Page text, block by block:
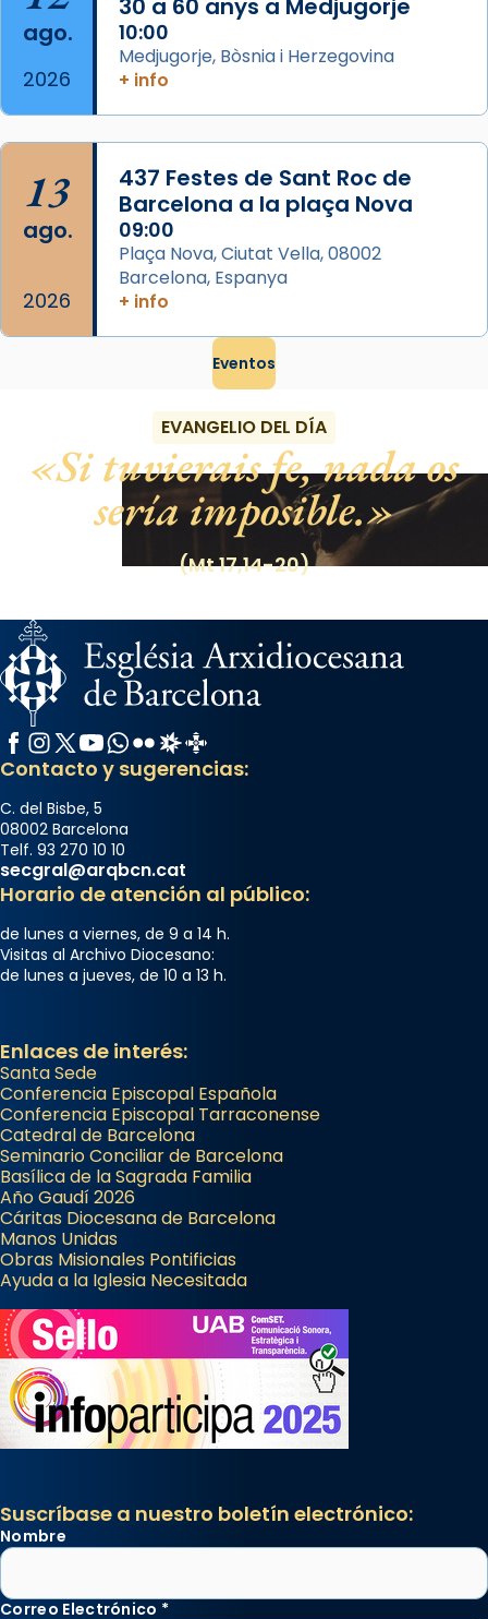
View on Facebook ·
ago.
2026
30 a 60 anys a Medjugorje
10:00
Medjugorje, Bòsnia i Herzegovina
+ info
13
ago.
2026
437 Festes de Sant Roc de
Barcelona a la plaça Nova
09:00
Plaça Nova, Ciutat Vella, 08002
Barcelona, Espanya
+ info
Eventos
EVANGELIO DEL DÍA
Si tuvierais fe, nada os
sería imposible.
(Mt 17,14-20)
Facebook
Instagram
X / Twitter
YouTube
WhatsApp
FlickrRadio Estel
Catalunya Cristiana
Contacto y sugerencias:
C. del Bisbe, 5
08002 Barcelona
Telf. 93 270 10 10
secgral@arqbcn.cat
Horario de atención al público:
de lunes a viernes, de 9 a 14 h.
Visitas al Archivo Diocesano:
de lunes a jueves, de 10 a 13 h.
Enlaces de interés:
Santa Sede
Conferencia Episcopal Española
Conferencia Episcopal Tarraconense
Catedral de Barcelona
Seminario Conciliar de Barcelona
Basílica de la Sagrada Familia
Año Gaudí 2026
Cáritas Diocesana de Barcelona
Manos Unidas
Obras Misionales Pontificias
Ayuda a la Iglesia Necesitada
Suscríbase a nuestro boletín electrónico:
Nombre
Correo Electrónico *